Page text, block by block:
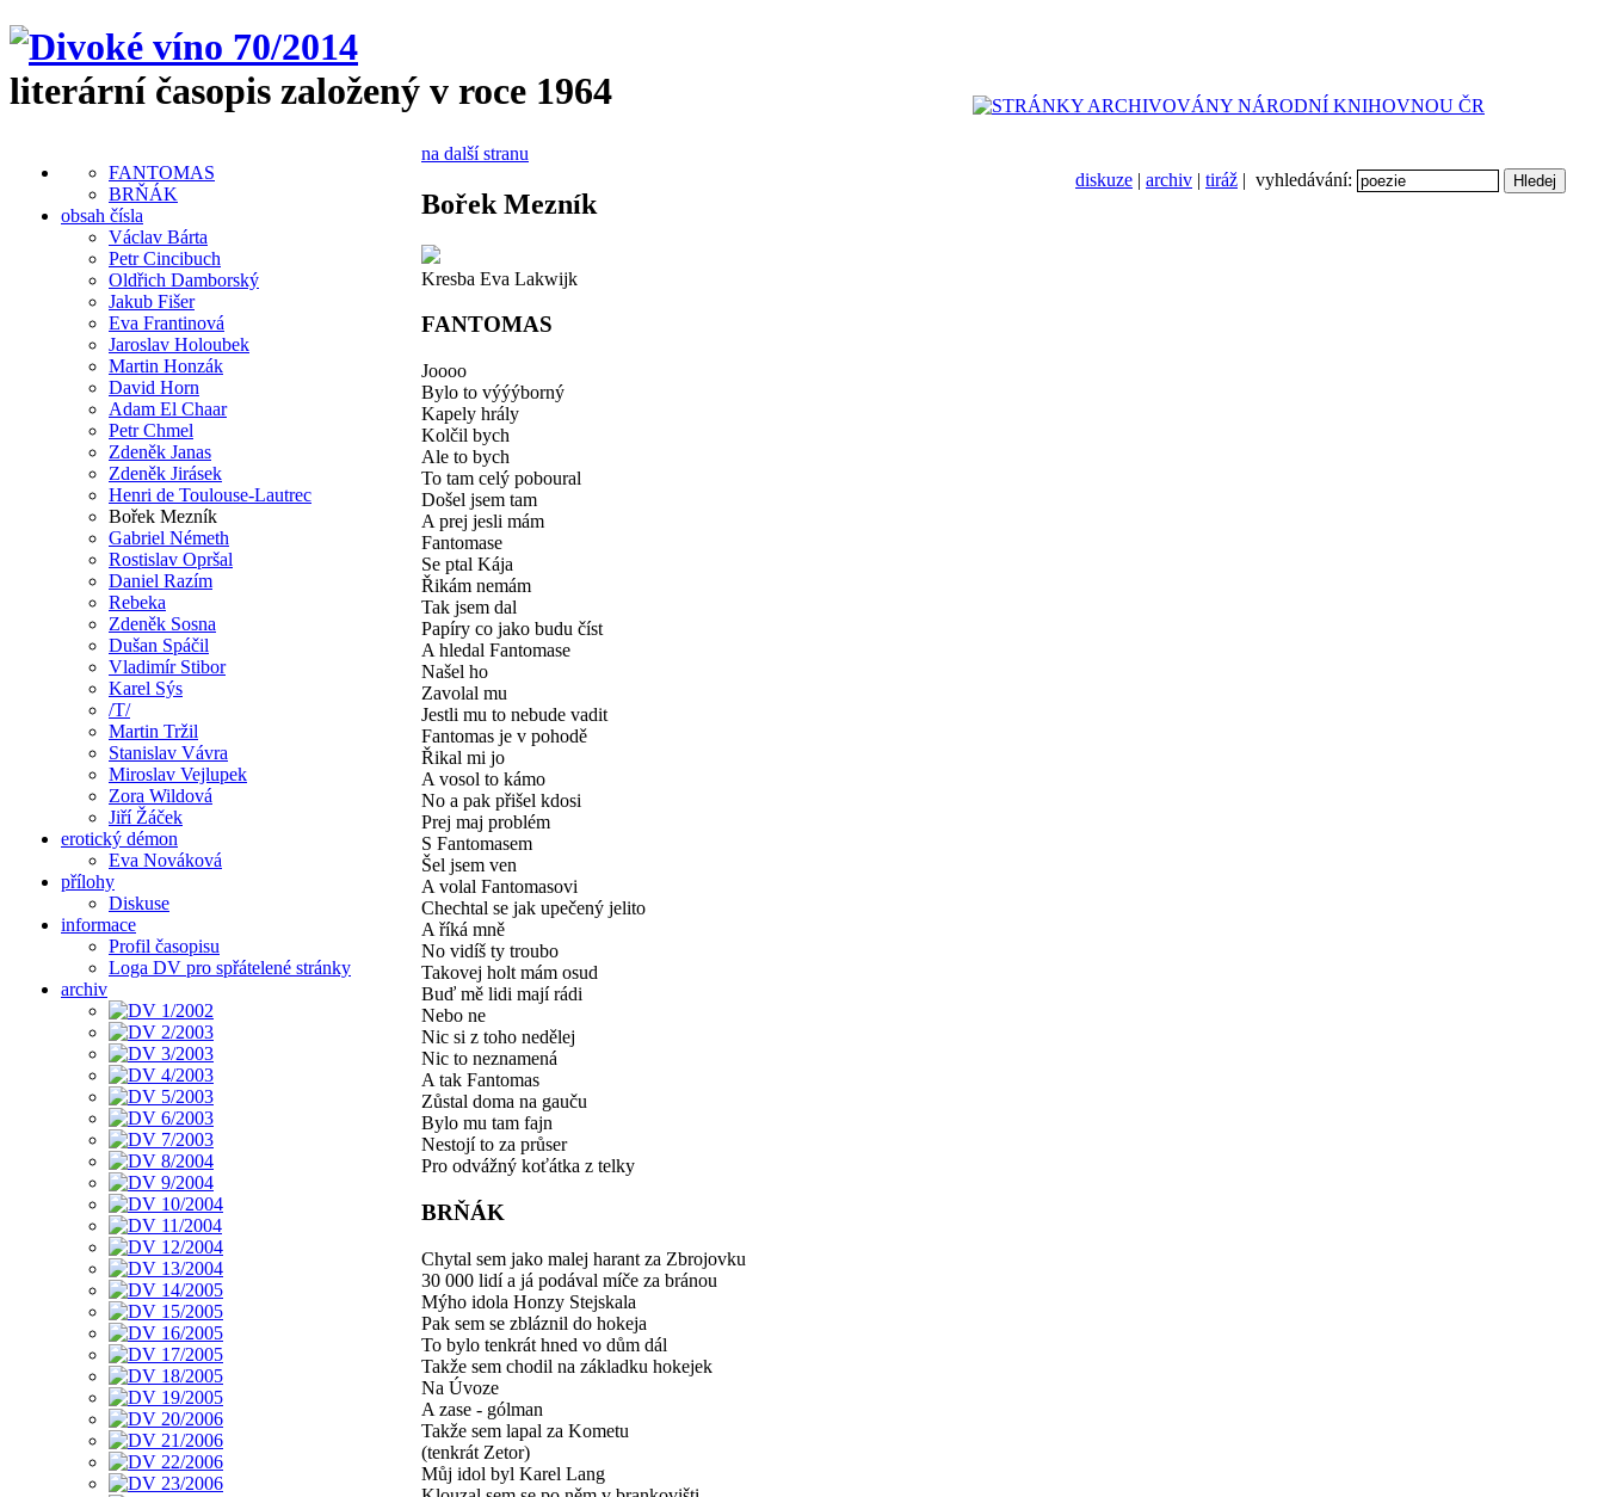
literární časopis založený v roce 1964
diskuze | archiv | tiráž | vyhledávání:
FANTOMAS
BRŇÁK
obsah čísla
Václav Bárta
Petr Cincibuch
Oldřich Damborský
Jakub Fišer
Eva Frantinová
Jaroslav Holoubek
Martin Honzák
David Horn
Adam El Chaar
Petr Chmel
Zdeněk Janas
Zdeněk Jirásek
Henri de Toulouse-Lautrec
Bořek Mezník
Gabriel Németh
Rostislav Opršal
Daniel Razím
Rebeka
Zdeněk Sosna
Dušan Spáčil
Vladimír Stibor
Karel Sýs
/T/
Martin Tržil
Stanislav Vávra
Miroslav Vejlupek
Zora Wildová
Jiří Žáček
erotický démon
Eva Nováková
přílohy
Diskuse
informace
Profil časopisu
Loga DV pro spřátelené stránky
archiv
na další stranu
Bořek Mezník
Kresba Eva Lakwijk
FANTOMAS
Joooo
Bylo to výýýborný
Kapely hrály
Kolčil bych
Ale to bych
To tam celý poboural
Došel jsem tam
A prej jesli mám
Fantomase
Se ptal Kája
Řikám nemám
Tak jsem dal
Papíry co jako budu číst
A hledal Fantomase
Našel ho
Zavolal mu
Jestli mu to nebude vadit
Fantomas je v pohodě
Řikal mi jo
A vosol to kámo
No a pak přišel kdosi
Prej maj problém
S Fantomasem
Šel jsem ven
A volal Fantomasovi
Chechtal se jak upečený jelito
A říká mně
No vidíš ty troubo
Takovej holt mám osud
Buď mě lidi mají rádi
Nebo ne
Nic si z toho nedělej
Nic to neznamená
A tak Fantomas
Zůstal doma na gauču
Bylo mu tam fajn
Nestojí to za průser
Pro odvážný koťátka z telky
BRŇÁK
Chytal sem jako malej harant za Zbrojovku
30 000 lidí a já podával míče za bránou
Mýho idola Honzy Stejskala
Pak sem se zbláznil do hokeja
To bylo tenkrát hned vo dům dál
Takže sem chodil na základku hokejek
Na Úvoze
A zase - gólman
Takže sem lapal za Kometu
(tenkrát Zetor)
Můj idol byl Karel Lang